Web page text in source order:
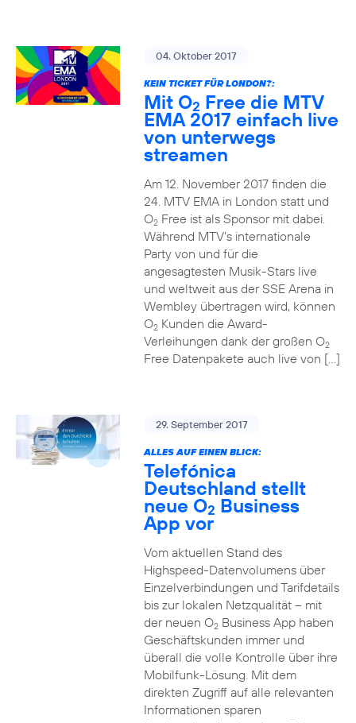
04. Oktober 2017
KEIN TICKET FÜR LONDON?:
Mit O2 Free die MTV
EMA 2017 einfach live
von unterwegs
streamen
Am 12. November 2017 finden die
24. MTV EMA in London statt und
O2Free ist als Sponsor mit dabei.
Während MTV’s internationale
Party von und für die
angesagtesten Musik-Stars live
und weltweit aus der SSE Arena in
Wembley übertragen wird, können
O2Kunden die Award-
Verleihungen dank der großen O2
Free Datenpakete auch live von […]
29. September 2017
ALLES AUF EINEN BLICK:
Telefónica
Deutschland stellt
neue O2 Business
App vor
Vom aktuellen Stand des
Highspeed-Datenvolumens über
Einzelverbindungen und Tarifdetails
bis zur lokalen Netzqualität – mit
der neuen O2Business App haben
Geschäftskunden immer und
überall die volle Kontrolle über ihre
Mobilfunk-Lösung. Mit dem
direkten Zugriff auf alle relevanten
Informationen sparen